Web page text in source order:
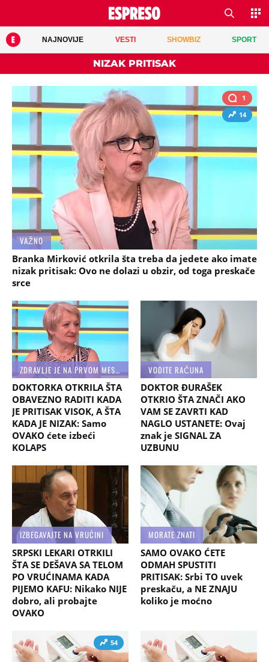
NAJNOVIJE VESTI SHOWBIZ SPORT
NIZAK PRITISAK
1
14
VAŽNO
Branka Mirković otkrila šta treba da jedete ako imate
nizak pritisak: Ovo ne dolazi u obzir, od toga preskače
srce
ZDRAVLJE JE NA PRVOM MESTU
DOKTORKA OTKRILA ŠTA
OBAVEZNO RADITI KADA
JE PRITISAK VISOK, A ŠTA
KADA JE NIZAK: Samo
OVAKO ćete izbeći
KOLAPS
VODITE RAČUNA
DOKTOR ĐURAŠEK
OTKRIO ŠTA ZNAČI AKO
VAM SE ZAVRTI KAD
NAGLO USTANETE: Ovaj
znak je SIGNAL ZA
UZBUNU
IZBEGAVAJTE NA VRUĆINI
SRPSKI LEKARI OTRKILI
ŠTA SE DEŠAVA SA TELOM
PO VRUĆINAMA KADA
PIJEMO KAFU: Nikako NIJE
dobro, ali probajte
OVAKO
MORATE ZNATI
SAMO OVAKO ĆETE
ODMAH SPUSTITI
PRITISAK: Srbi TO uvek
preskaču, a NE ZNAJU
koliko je moćno
54